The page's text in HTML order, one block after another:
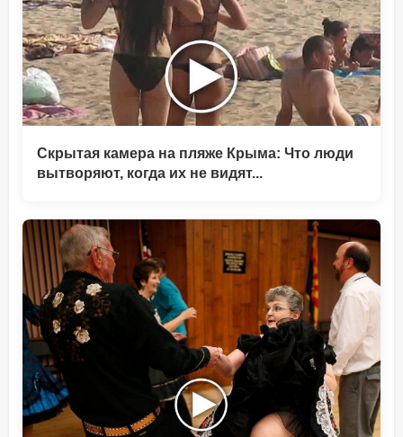
Скрытая камера на пляже Крыма: Что люди
вытворяют, когда их не видят...